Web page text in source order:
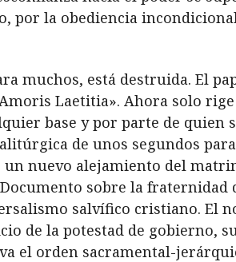
por la obediencia
muchos, está destruida. El
Laetitia». Ahora solo
base y por parte de quien
de unos segundos
nuevo alejamiento del
sobre la
salvífico cristiano. El
de la potestad de gobierno,
el orden sacramental-